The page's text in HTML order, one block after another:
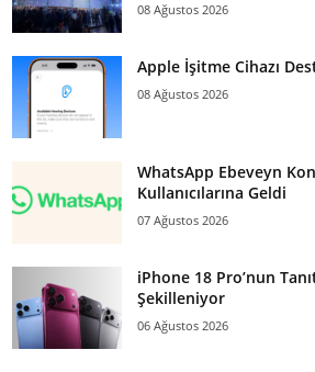
08 Ağustos 2026
Apple İşitme Cihazı
08 Ağustos 2026
WhatsApp Ebeveyn
Kullanıcılarına Geldi
07 Ağustos 2026
iPhone 18 Pro’nun
Şekilleniyor
06 Ağustos 2026